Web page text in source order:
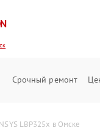
Срочный ремонт
LBP325x в Омске